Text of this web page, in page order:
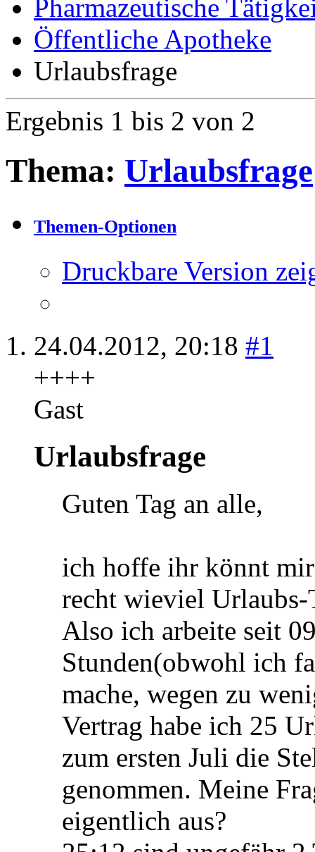
Forum
Pharmazeutische
Öffentliche Apotheke
Urlaubsfrage
Thema: Urlaubsfrage
Themen-Optionen
Druckbare Version
++++
Gast
Guten Tag an alle,
ich hoffe ihr könnt
recht wieviel Urlaubs-
Also ich arbeite seit
Stunden(obwohl ich
mache, wegen zu
Vertrag habe ich 25
zum ersten Juli die